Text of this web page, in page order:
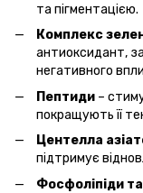
та пігментацією.
Комплекс
антиоксидант,
негативного
Пептиди –
покращують її
Центелла
підтримує
Фосфоліпіди та